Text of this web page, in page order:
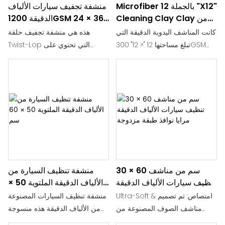
الاستخدام: حواف معززة وخياطة
قوية مصممة لتحمل مئات دورات
الغسيل. قابل للغسل في الغسالة
ومرن، ويحافظ على نعومته وأدائه
قابلة للغسل في الغسالة وسريعة
الجفاف من أجل الراحة والكفاءة.
لدينا.
منشفة تجفيف سيارات الألياف
الدقيقة 1200GSM 24 × 36
بوصة تنظيف الرعاية التلقائية
هذه هي منشفة تجفيف حلقة
Twist-Lop التي تحتوي على
"التقليب" والوزن المرضي الذي يحبه
بمنشفة مميزة 80/20 ذات الحافة
"المخفية" الممتازة ، هذه المنشفة
الكبيرة 24 "× 36" صعبة على الماء
الأخرى ، يتميز بتصميم "حلقة" أطول
ولون فريد من نوع
Microfiber بالجملة 12 "x12"
Cleaning Clay Clay من
12 منشفة سيارة سوداء
كانت المناشف اليدوية الدقيقة التي
تبلغ مساحتها 12 "× 12" 300GSM
هي منتج بيعنا رقم 1 لأكثر من 8
مع هذه الأقمشة ذات الألياف
الدقيقة للأغراض ، يمكنك غبار
الانسكابات ، ومسح الأرضية ،
وتجفيف أطباقك ، وتنظيف نوادي
الجولف ، وتجفيف وجهك ، وغسل
جسمك ، ومسح قدميك كلابك ،
وتجفيف قطتك الرطبة ، وتنظيف
النوافذ الخاصة بك ، ومسحها من
منشفة تنظيف السيارة من
الألياف الدقيقة الملتوية 50 ×
60 سم
منشفة تنظيف السيارات المصنوعة
من الألياف الدقيقة هذه منسوجة
بألياف دقيقة ملتوية بحلقات طويلة،
30 × 60 سم من مناشف
تنظيف سيارات الألياف الدقيقة
مرايا نوافذ طبقة مزدوجة
Ultra-Soft & امتصاص: تم تصميم
مناشف الصوف المصنوعة من
الألياف الدقيقة Ragmage لتكون